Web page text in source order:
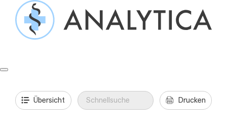
Springe
Inhalt
Übersicht Drucken